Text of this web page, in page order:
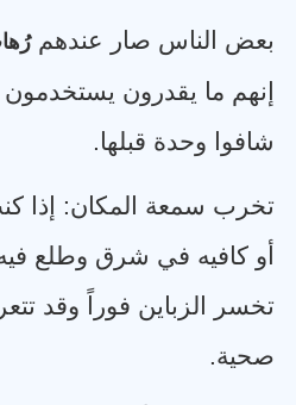
بعض الناس صار عندهم
إنهم ما يقدرون يستخدمون
شافوا وحدة قبلها.
تخرب سمعة المكان: إذا
أو كافيه في شرق وطلع
تخسر الزباين فوراً وقد
صحية.